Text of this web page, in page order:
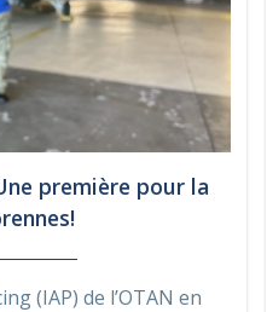
première pour la
(IAP) de l’OTAN en